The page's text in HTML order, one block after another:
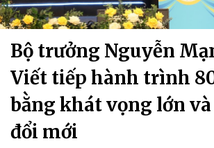
Bộ trưởng Nguyễn
Viết tiếp hành trình
bằng khát vọng lớn
đổi mới